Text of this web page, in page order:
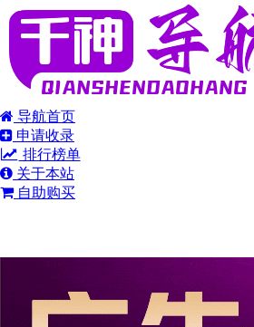
导航首页
申请收录
排行榜单
关于本站
自助购买